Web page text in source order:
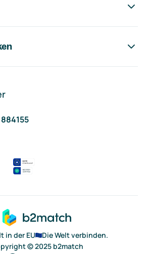
in der EU
Die Welt verbinden.
© 2025 b2match